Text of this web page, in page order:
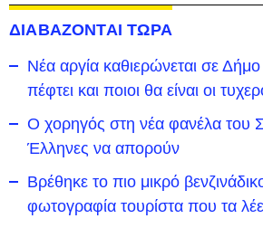
ΔΙΑΒΑΖΟΝΤΑΙ ΤΩΡΑ
Νέα αργία καθιερώνεται σε
πέφτει και ποιοι θα είναι οι
Ο χορηγός στη νέα φανέλα του
Έλληνες να απορούν
Βρέθηκε το πιο μικρό
φωτογραφία τουρίστα που τα